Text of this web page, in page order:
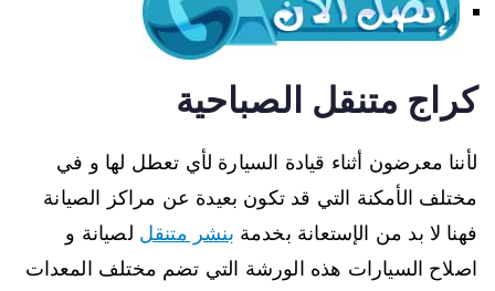
كراج متنقل الصباحية
لأننا معرضون أثناء قيادة السيارة لأي تعطل لها و في
مختلف الأمكنة التي قد تكون بعيدة عن مراكز الصيانة
فهنا لا بد من الإستعانة بخدمة بنشر متنقل لصيانة و
اصلاح السيارات هذه الورشة التي تضم مختلف المعدات